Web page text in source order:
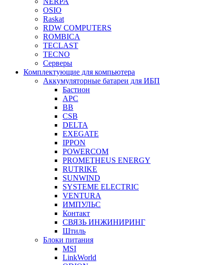
OSIO
Raskat
RDW COMPUTERS
ROMBICA
TECLAST
TECNO
Серверы
Комплектующие для компьютера
Аккумуляторные батареи для ИБП
Бастион
APC
BB
CSB
DELTA
EXEGATE
IPPON
POWERCOM
PROMETHEUS ENERGY
RUTRIKE
SUNWIND
SYSTEME ELECTRIC
VENTURA
ИМПУЛЬС
Контакт
СВЯЗЬ ИНЖИНИРИНГ
Штиль
Блоки питания
MSI
LinkWorld